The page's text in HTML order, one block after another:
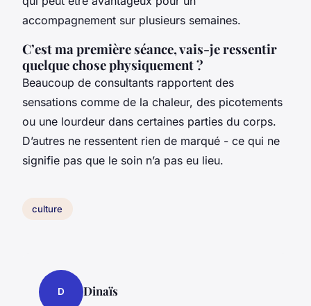
accompagnement sur plusieurs semaines.
C’est ma première séance, vais-je ressentir
quelque chose physiquement ?
Beaucoup de consultants rapportent des
sensations comme de la chaleur, des picotements
ou une lourdeur dans certaines parties du corps.
D’autres ne ressentent rien de marqué - ce qui ne
signifie pas que le soin n’a pas eu lieu.
culture
D Dinaïs